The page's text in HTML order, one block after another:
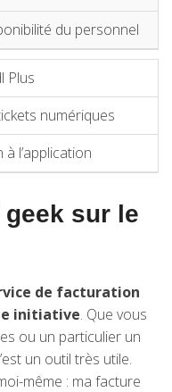
du personnel
Plus
numériques
l’application
geek sur le
de facturation
initiative. Que vous
ou un particulier un
un outil très utile.
même : ma facture